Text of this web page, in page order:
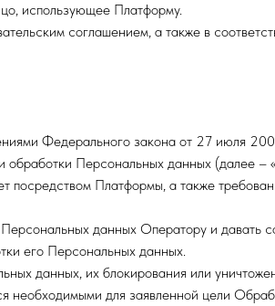
использующее Платформу.
соглашением, а также в
Федерального закона от 27 июля
Персональных данных (далее
посредством Платформы, а также
данных Оператору и давать
его Персональных данных.
данных, их блокирования или
необходимыми для заявленной цели